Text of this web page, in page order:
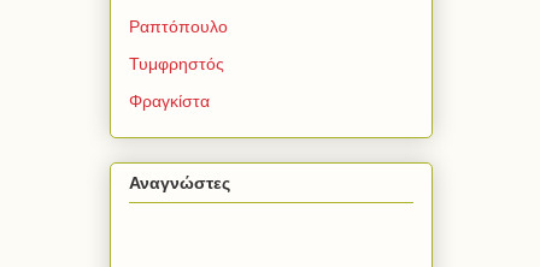
Ραπτόπουλο
Τυμφρηστός
Φραγκίστα
Αναγνώστες